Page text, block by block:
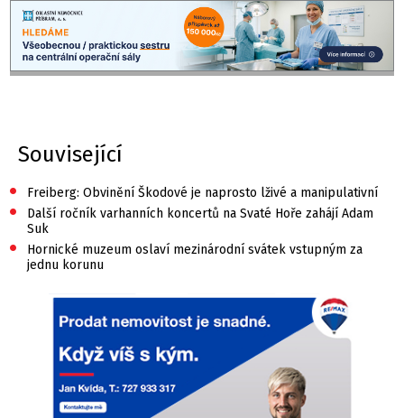
Související
• Freiberg: Obvinění Škodové je naprosto lživé a manipulativní
•
Další ročník varhanních koncertů na Svaté Hoře zahájí Adam
Suk
•
Hornické muzeum oslaví mezinárodní svátek vstupným za
jednu korunu